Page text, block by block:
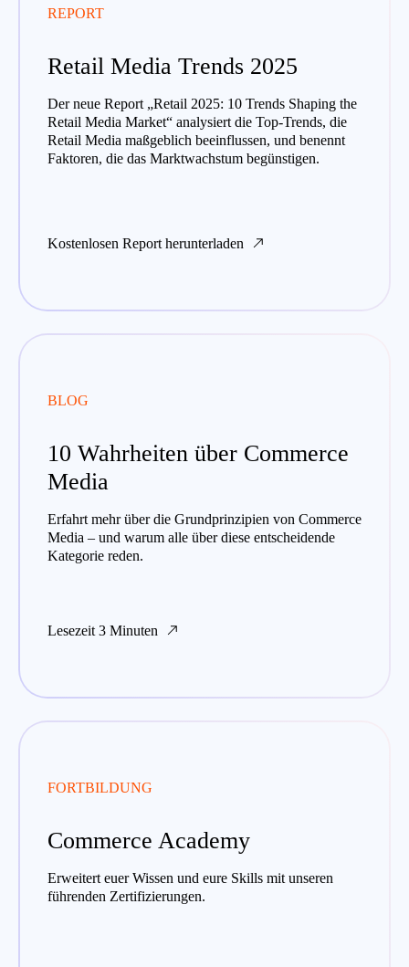
REPORT
Retail Media Trends 2025
Der neue Report „Retail 2025: 10 Trends Shaping the
Retail Media Market“ analysiert die Top-Trends, die
Retail Media maßgeblich beeinflussen, und benennt
Faktoren, die das Marktwachstum begünstigen.
Kostenlosen Report herunterladen
BLOG
10 Wahrheiten über Commerce
Media
Erfahrt mehr über die Grundprinzipien von Commerce
Media – und warum alle über diese entscheidende
Kategorie reden.
Lesezeit 3 Minuten
FORTBILDUNG
Commerce Academy
Erweitert euer Wissen und eure Skills mit unseren
führenden Zertifizierungen.